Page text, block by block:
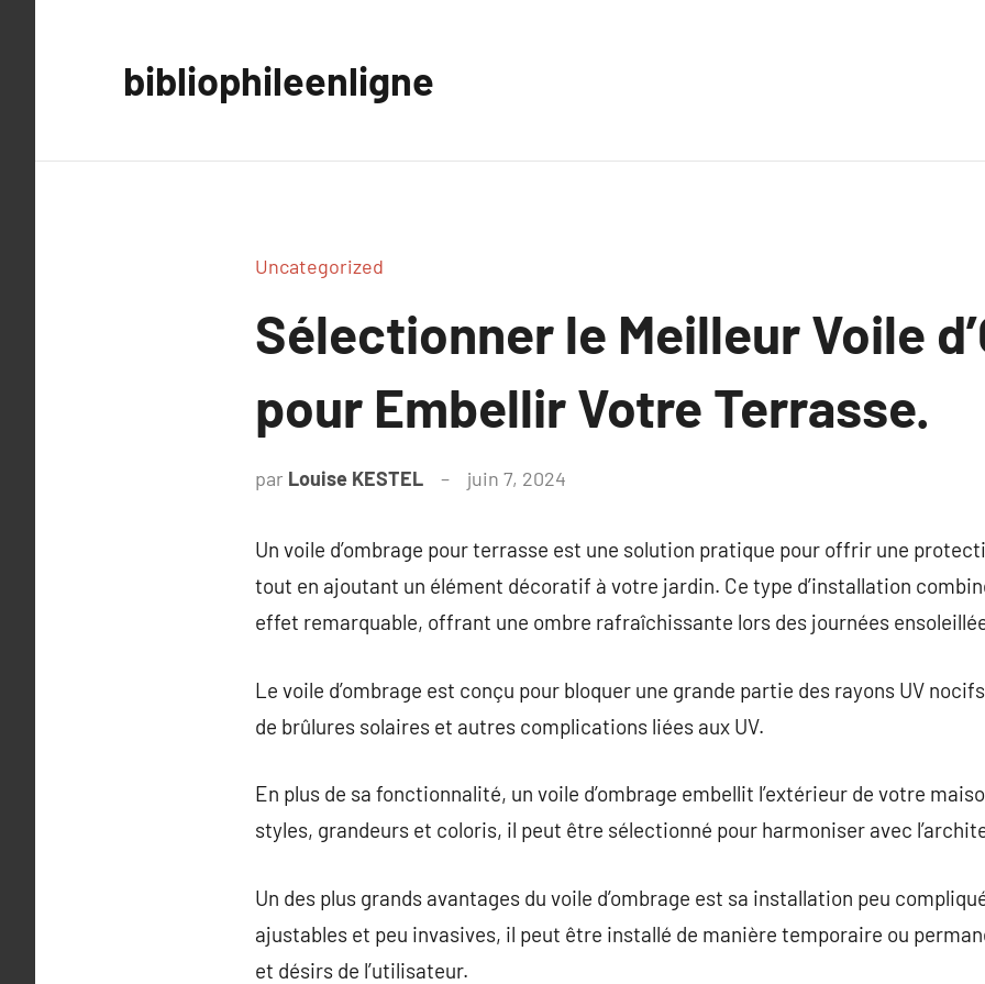
bibliophileenligne
Uncategorized
Sélectionner le Meilleur Voile
pour Embellir Votre Terrasse.
par Louise KESTEL juin 7, 2024
Un voile d’ombrage pour terrasse est une solution pratique pour offrir une
tout en ajoutant un élément décoratif à votre jardin. Ce type d’installation
effet remarquable, offrant une ombre rafraîchissante lors des journées
Le voile d’ombrage est conçu pour bloquer une grande partie des rayons UV
de brûlures solaires et autres complications liées aux UV.
En plus de sa fonctionnalité, un voile d’ombrage embellit l’extérieur de votre
styles, grandeurs et coloris, il peut être sélectionné pour harmoniser avec
Un des plus grands avantages du voile d’ombrage est sa installation peu
ajustables et peu invasives, il peut être installé de manière temporaire ou
et désirs de l’utilisateur.